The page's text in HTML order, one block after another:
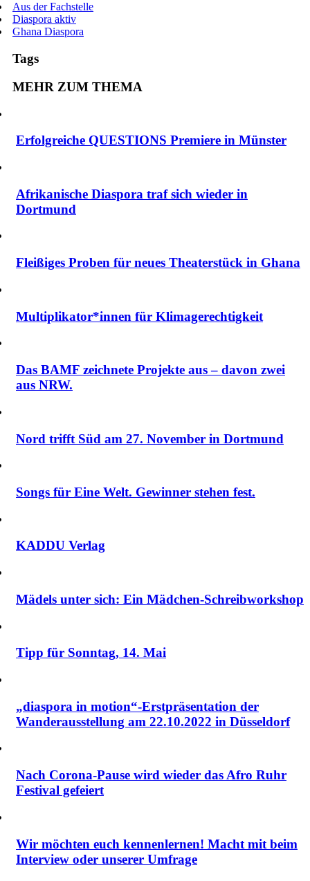
Aus der Fachstelle
Diaspora aktiv
Ghana Diaspora
Tags
MEHR ZUM THEMA
Erfolgreiche QUESTIONS Premiere in Münster
Afrikanische Diaspora traf sich wieder in
Dortmund
Fleißiges Proben für neues Theaterstück in Ghana
Multiplikator*innen für Klimagerechtigkeit
Das BAMF zeichnete Projekte aus – davon zwei
aus NRW.
Nord trifft Süd am 27. November in Dortmund
Songs für Eine Welt. Gewinner stehen fest.
KADDU Verlag
Mädels unter sich: Ein Mädchen-Schreibworkshop
Tipp für Sonntag, 14. Mai
„diaspora in motion“-Erstpräsentation der
Wanderausstellung am 22.10.2022 in Düsseldorf
Nach Corona-Pause wird wieder das Afro Ruhr
Festival gefeiert
Wir möchten euch kennenlernen! Macht mit beim
Interview oder unserer Umfrage